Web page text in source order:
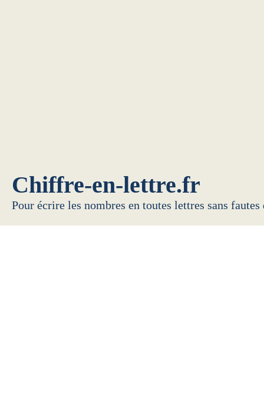
Chiffre-en-lettre.fr
Pour écrire les nombres en toutes lettres sans